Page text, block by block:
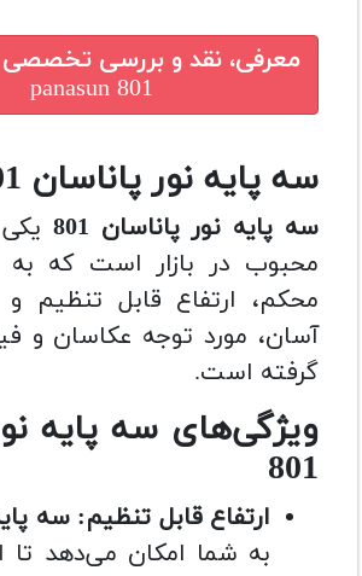
معرفی، نقد و بررسی تخصصی
panasun 801
سه پایه نور پاناسان 801
سه پایه نور پاناسان 801
محبوب در بازار است که به
محکم، ارتفاع قابل تنظیم
آسان، مورد توجه عکاسان و
گرفته است.
ویژگی‌های سه پایه
801
ارتفاع قابل تنظیم: سه
به شما امکان می‌دهد تا